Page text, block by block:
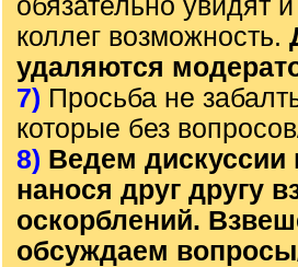
обязательно увидят
коллег возможность.
удаляются
7) Просьба не
которые без
8) Ведем дискуссии
нанося друг другу
оскорблений.
обсуждаем